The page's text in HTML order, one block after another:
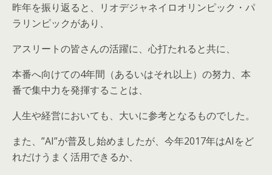
昨年を振り返ると、リオデジャネイロオリンピック・パ
ラリンピックがあり、
アスリートの皆さんの活躍に、心打たれると共に、
本番へ向けての4年間（あるいはそれ以上）の努力、本
番で集中力を発揮することは、
人生や経営においても、大いに参考となるものでした。
また、”AI”が普及し始めましたが、今年2017年はAIをど
れだけうまく活用できるか、